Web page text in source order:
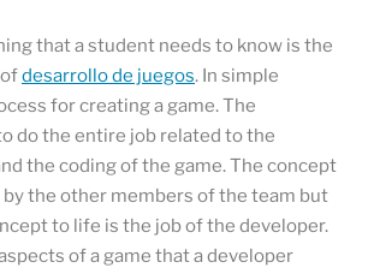
that a student needs to know is the
desarrollo de juegos. In simple
for creating a game. The
do the entire job related to the
the coding of the game. The concept
by the other members of the team but
to life is the job of the developer.
of a game that a developer